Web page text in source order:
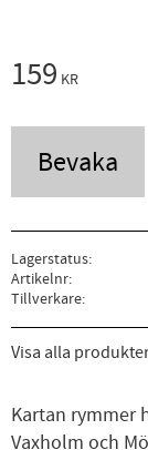
159 KR
Bevaka
Lagerstatus
Artikelnr
Tillverkare
Visa alla
Kartan rymmer
Vaxholm och